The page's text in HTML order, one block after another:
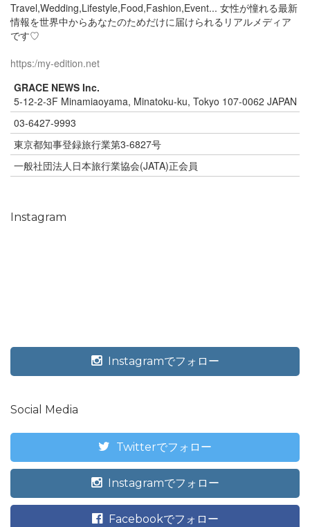
Travel,Wedding,Lifestyle,Food,Fashion,Event... 女性が憧れる最新
情報を世界中からあなたのためだけに届けられるリアルメディア
です♡
https:/my-edition.net
GRACE NEWS Inc.
5-12-2-3F Minamiaoyama, Minatoku-ku, Tokyo 107-0062 JAPAN
03-6427-9993
東京都知事登録旅行業第3-6827号
一般社団法人日本旅行業協会(JATA)正会員
Instagram
Instagramでフォロー
Social Media
Twitterでフォロー
Instagramでフォロー
Facebookでフォロー